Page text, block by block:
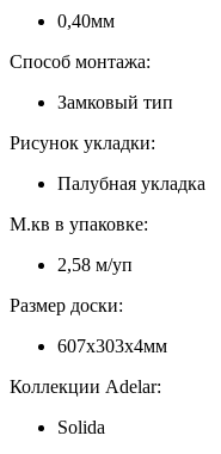
0,40мм
Способ монтажа:
Замковый тип
Рисунок укладки:
Палубная укладка
М.кв в упаковке:
2,58 м/уп
Размер доски:
607х303х4мм
Коллекции Adelar:
Solida